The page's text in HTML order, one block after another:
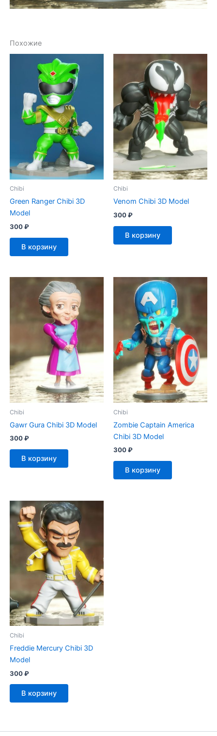
Похожие
Chibi
Green Ranger Chibi 3D
Model
300₽
В корзину
Chibi
Venom Chibi 3D Model
300₽
В корзину
Chibi
Gawr Gura Chibi 3D Model
300₽
В корзину
Chibi
Zombie Captain America
Chibi 3D Model
300₽
В корзину
Chibi
Freddie Mercury Chibi 3D
Model
300₽
В корзину